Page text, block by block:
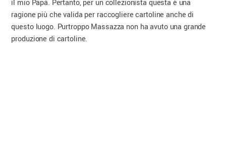
il mio Papà. Pertanto, per un collezionista questa è una
ragione più che valida per raccogliere cartoline anche di
questo luogo. Purtroppo Massazza non ha avuto una grande
produzione di cartoline.